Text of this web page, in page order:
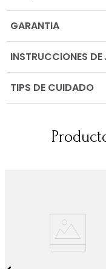
GARANTIA
INSTRUCCIONES
TIPS DE CUIDADO